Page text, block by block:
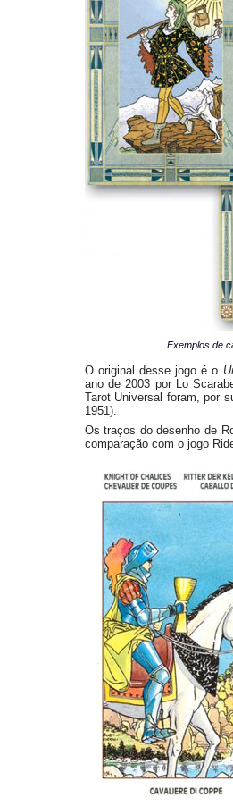
Exemplos de
O original desse jogo é o
ano de 2003 por Lo
Tarot Universal foram, por
1951).
Os traços do desenho de
comparação com o jogo